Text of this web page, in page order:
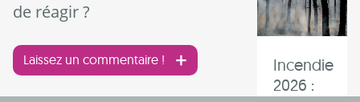
Incendie
2026 :
de réagir ?
Laissez un commentaire !